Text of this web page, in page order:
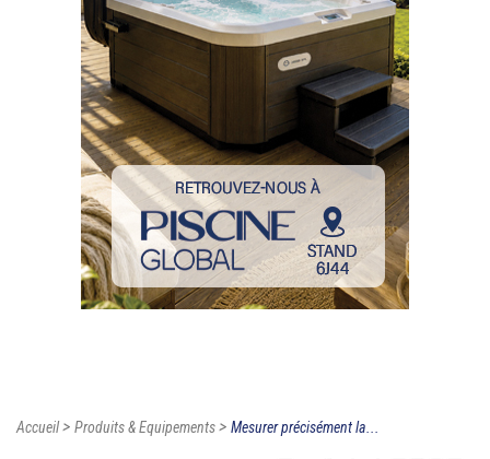
Accueil> Produits & Equipements> Mesurer précisément la...